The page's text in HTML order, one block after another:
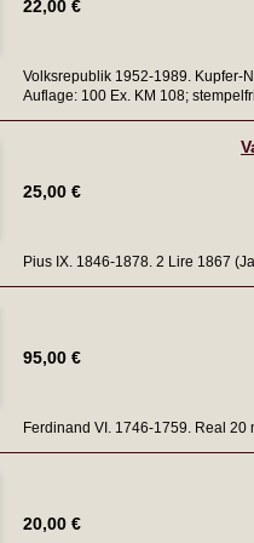
22,00 €
Volksrepublik 1952-1989. Kupfer-
Auflage: 100 Ex. KM 108;
25,00 €
Pius IX. 1846-1878. 2 Lire 1867
95,00 €
Ferdinand VI. 1746-1759. Real
20,00 €